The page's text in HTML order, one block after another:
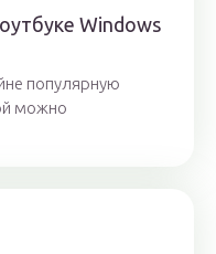
Windows
популярную
можно